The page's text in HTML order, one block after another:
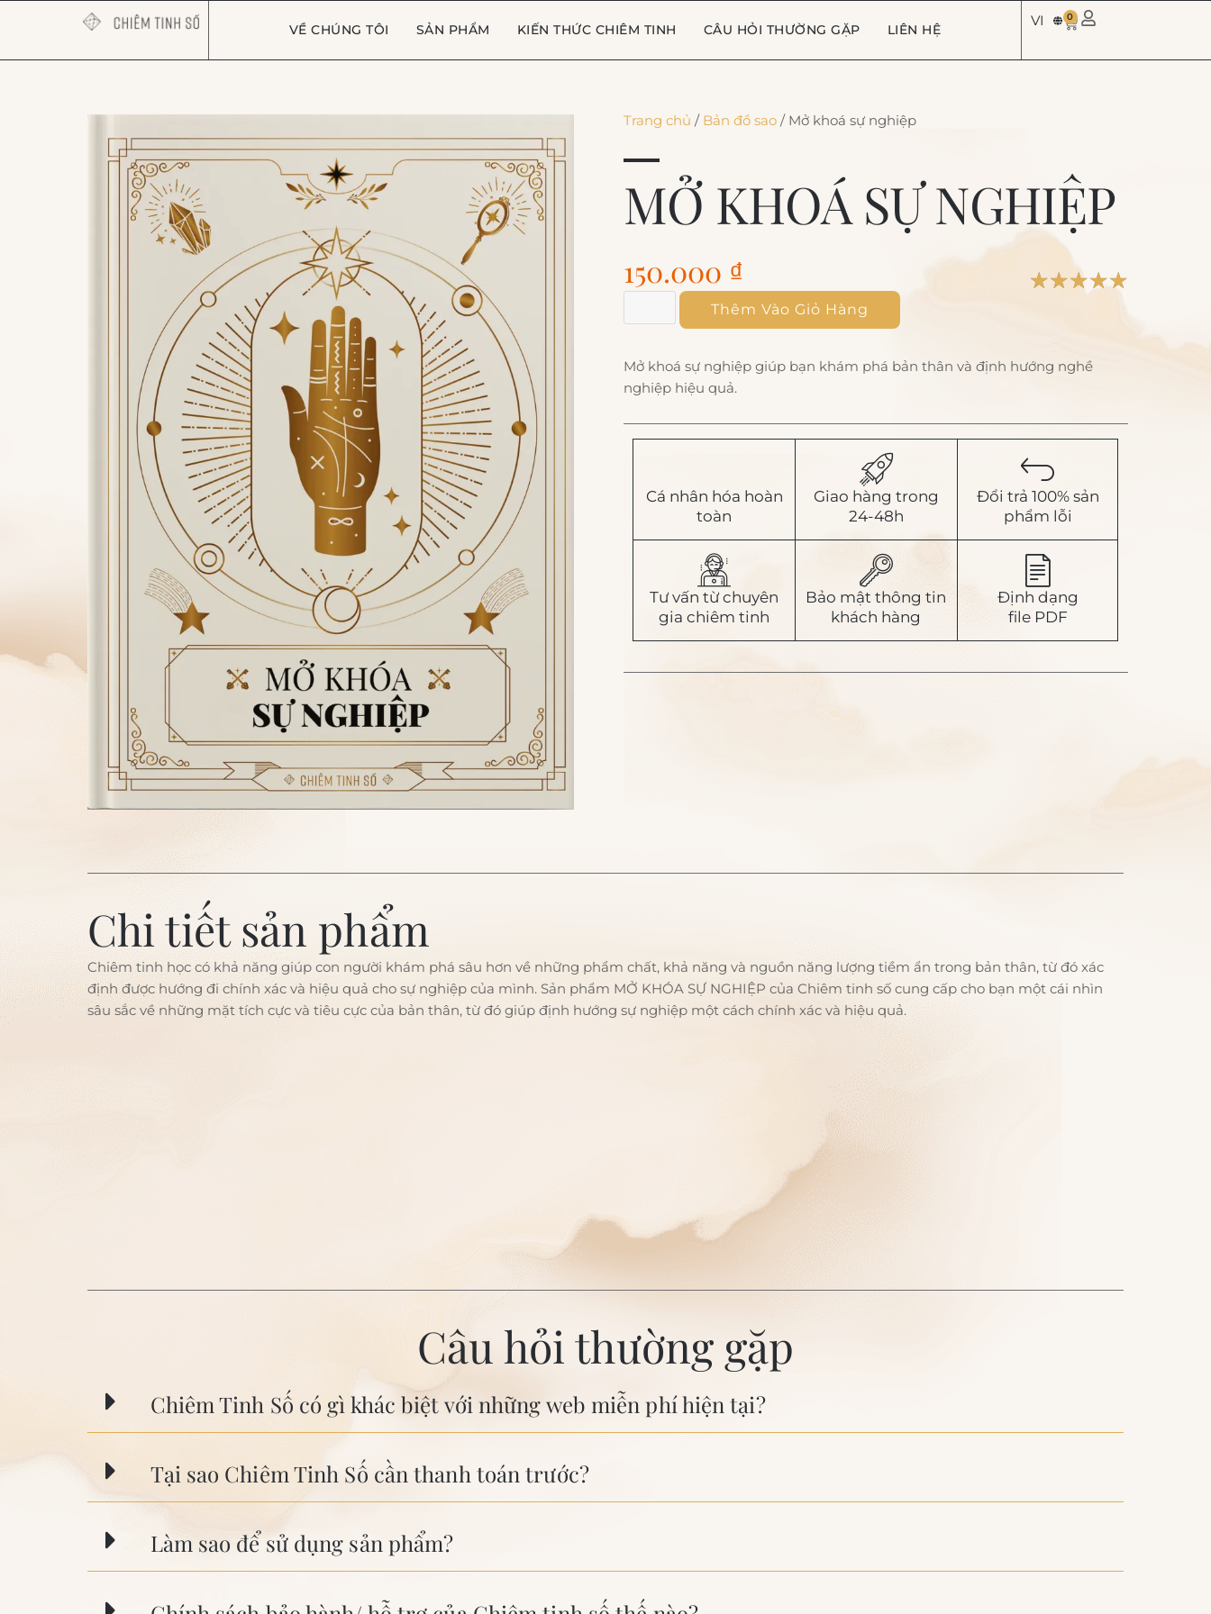
VỀ CHÚNG TÔI SẢN PHẨM KIẾN THỨC CHIÊM TINH CÂU HỎI THƯỜNG GẶP LIÊN HỆ
VI 0
Trang chủ / Bản đồ sao / Mở khoá sự nghiệp
MỞ KHOÁ SỰ NGHIỆP
150.000 ₫ ☆☆☆☆☆
Thêm Vào Giỏ Hàng
Mở khoá sự nghiệp giúp bạn khám phá bản thân và định hướng nghề
nghiệp hiệu quả.
Cá nhân hóa hoàn
toàn
Giao hàng trong
24-48h
Đổi trả 100% sản
phẩm lỗi
Tư vấn từ chuyên
gia chiêm tinh
Bảo mật thông tin
khách hàng
Định dạng
file PDF
Chi tiết sản phẩm
Chiêm tinh học có khả năng giúp con người khám phá sâu hơn về những phẩm chất, khả năng và nguồn năng lượng tiềm ẩn trong bản thân, từ đó xác
định được hướng đi chính xác và hiệu quả cho sự nghiệp của mình. Sản phẩm MỞ KHÓA SỰ NGHIỆP của Chiêm tinh số cung cấp cho bạn một cái nhìn
sâu sắc về những mặt tích cực và tiêu cực của bản thân, từ đó giúp định hướng sự nghiệp một cách chính xác và hiệu quả.
Câu hỏi thường gặp
Chiêm Tinh Số có gì khác biệt với những web miễn phí hiện tại?
Tại sao Chiêm Tinh Số cần thanh toán trước?
Làm sao để sử dụng sản phẩm?